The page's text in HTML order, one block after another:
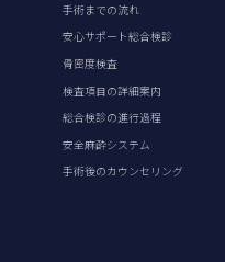
手術までの流れ
安心サポート総合検診
骨密度検査
検査項目の詳細案内
総合検診の進行過程
安全麻酔システム
手術後のカウンセリング